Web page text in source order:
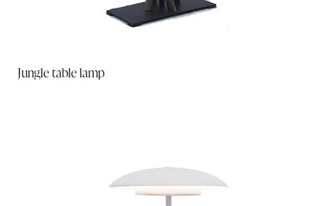
Jungle table lamp